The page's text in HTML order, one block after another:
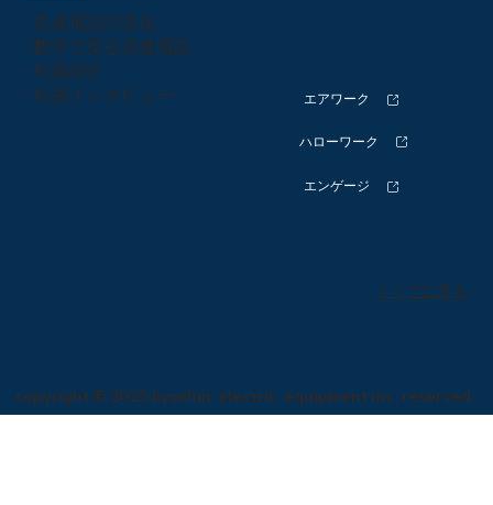
エアワーク
エンゲージ
ハローワーク
- 共進電設の文化
- 数字で見る共進電設
- 社員紹介
- 社員インタビュー
トップに戻る
copyright © 2025 kyoshin electric equipment inc. reserved.